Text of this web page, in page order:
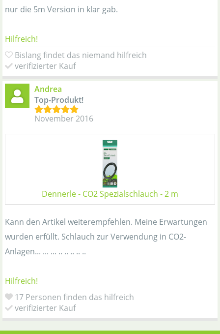
nur die 5m Version in klar gab.
Hilfreich!
Bislang findet das niemand hilfreich
verifizierter Kauf
Andrea
Top-Produkt!
November 2016
Dennerle - CO2 Spezialschlauch - 2 m
Kann den Artikel weiterempfehlen. Meine Erwartungen
wurden erfüllt. Schlauch zur Verwendung in CO2-
Anlagen... ... ... .. .. .. .. ..
Hilfreich!
17 Personen finden das hilfreich
verifizierter Kauf